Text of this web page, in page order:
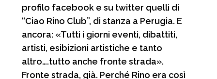
profilo facebook e su twitter quelli di
“Ciao Rino Club”, di stanza a Perugia. E
ancora: «Tutti i giorni eventi, dibattiti,
artisti, esibizioni artistiche e tanto
altro….tutto anche fronte strada».
Fronte strada, già. Perché Rino era così